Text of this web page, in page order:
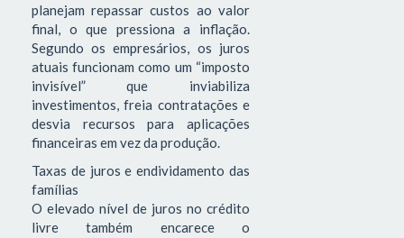
planejam repassar custos ao valor
final, o que pressiona a inflação.
Segundo os empresários, os juros
atuais funcionam como um “imposto
invisível” que inviabiliza
investimentos, freia contratações e
desvia recursos para aplicações
financeiras em vez da produção.
Taxas de juros e endividamento das
famílias
O elevado nível de juros no crédito
livre também encarece o